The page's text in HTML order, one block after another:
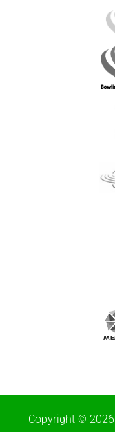
Copyright © 2026